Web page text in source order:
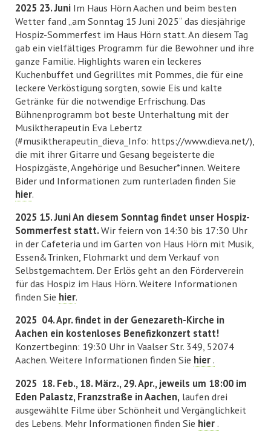
2025 23. Juni Im Haus Hörn Aachen und beim besten
Wetter fand „am Sonntag 15 Juni 2025“ das diesjährige
Hospiz-Sommerfest im Haus Hörn statt. An diesem Tag
gab ein vielfältiges Programm für die Bewohner und ihre
ganze Familie. Highlights waren ein leckeres
Kuchenbuffet und Gegrilltes mit Pommes, die für eine
leckere Verköstigung sorgten, sowie Eis und kalte
Getränke für die notwendige Erfrischung. Das
Bühnenprogramm bot beste Unterhaltung mit der
Musiktherapeutin Eva Lebertz
(#musiktherapeutin_dieva_Info: https://www.dieva.net/),
die mit ihrer Gitarre und Gesang begeisterte die
Hospizgäste, Angehörige und Besucher*innen. Weitere
Bider und Informationen zum runterladen finden Sie
hier.
2025 15. Juni An diesem Sonntag findet unser Hospiz-
Sommerfest statt.Wir feiern von 14:30 bis 17:30 Uhr
in der Cafeteria und im Garten von Haus Hörn mit Musik,
Essen&Trinken, Flohmarkt und dem Verkauf von
Selbstgemachtem. Der Erlös geht an den Förderverein
für das Hospiz im Haus Hörn. Weitere Informationen
finden Sie hier.
2025 04. Apr. findet in der Genezareth-Kirche in
Aachen ein kostenloses Benefizkonzert statt!
Konzertbeginn: 19:30 Uhr in Vaalser Str. 349, 52074
Aachen. Weitere Informationen finden Sie hier.
2025 18. Feb., 18. März., 29. Apr., jeweils um 18:00 im
Eden Palastz, Franzstraße in Aachen, laufen drei
ausgewählte Filme über Schönheit und Vergänglichkeit
des Lebens. Mehr Informationen finden Sie hier.